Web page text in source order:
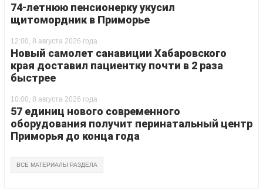
74-летнюю пенсионерку укусил
щитомордник в Приморье
12:00, 8 августа 2026 года
Новый самолет санавиции Хабаровского
края доставил пациентку почти в 2 раза
быстрее
10:00, 8 августа 2026 года
57 единиц нового современного
оборудования получит перинатальный центр
Приморья до конца года
ВСЕ МАТЕРИАЛЫ РАЗДЕЛА